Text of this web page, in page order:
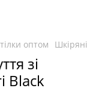
оптом
зі
Black